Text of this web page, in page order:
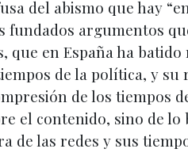
del abismo que hay
fundados argumentos
en España ha
de la política, y
de los tiempos
el contenido, sino de
de las redes y sus